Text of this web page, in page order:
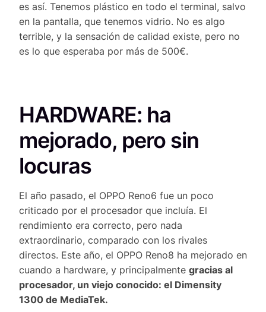
es así. Tenemos plástico en todo el terminal, salvo
en la pantalla, que tenemos vidrio. No es algo
terrible, y la sensación de calidad existe, pero no
es lo que esperaba por más de 500€.
HARDWARE: ha
mejorado, pero sin
locuras
El año pasado, el OPPO Reno6 fue un poco
criticado por el procesador que incluía. El
rendimiento era correcto, pero nada
extraordinario, comparado con los rivales
directos. Este año, el OPPO Reno8 ha mejorado en
cuando a hardware, y principalmente gracias al
procesador, un viejo conocido: el Dimensity
1300 de MediaTek.